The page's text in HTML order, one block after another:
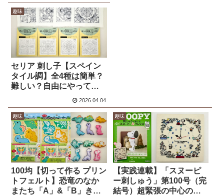
趣味
セリア 刺し子【スペイン
タイル調】全4種は簡単？
難しい？自由にやってみ
2026.04.04
趣味
100均【切って作る プリン
トフェルト】恐竜のなか
またち「A」&「B」きれ
趣味
【実践連載】「スヌーピ
ー刺しゅう」第100号（完
結号）超緊張の中心の穴